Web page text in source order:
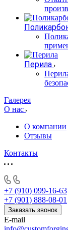
Перила
Галерея
О нас
О компании
Отзывы
Контакты
+7 (910) 099-16-63
+7 (901) 888-08-01
Заказать звонок
E-mail